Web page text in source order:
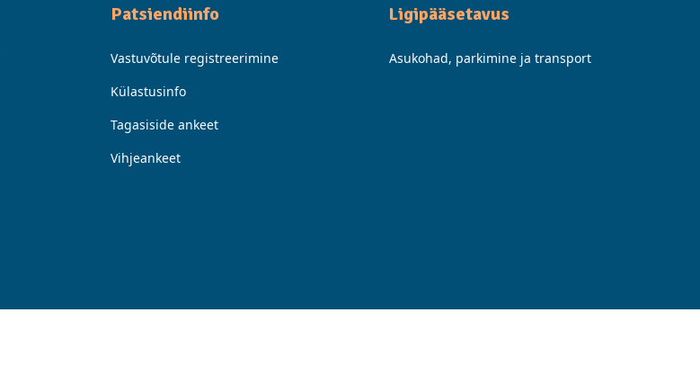
Patsiendiinfo
Vastuvõtule registreerimine
Külastusinfo
Tagasiside ankeet
Vihjeankeet
Ligipääsetavus
Asukohad, parkimine ja transport